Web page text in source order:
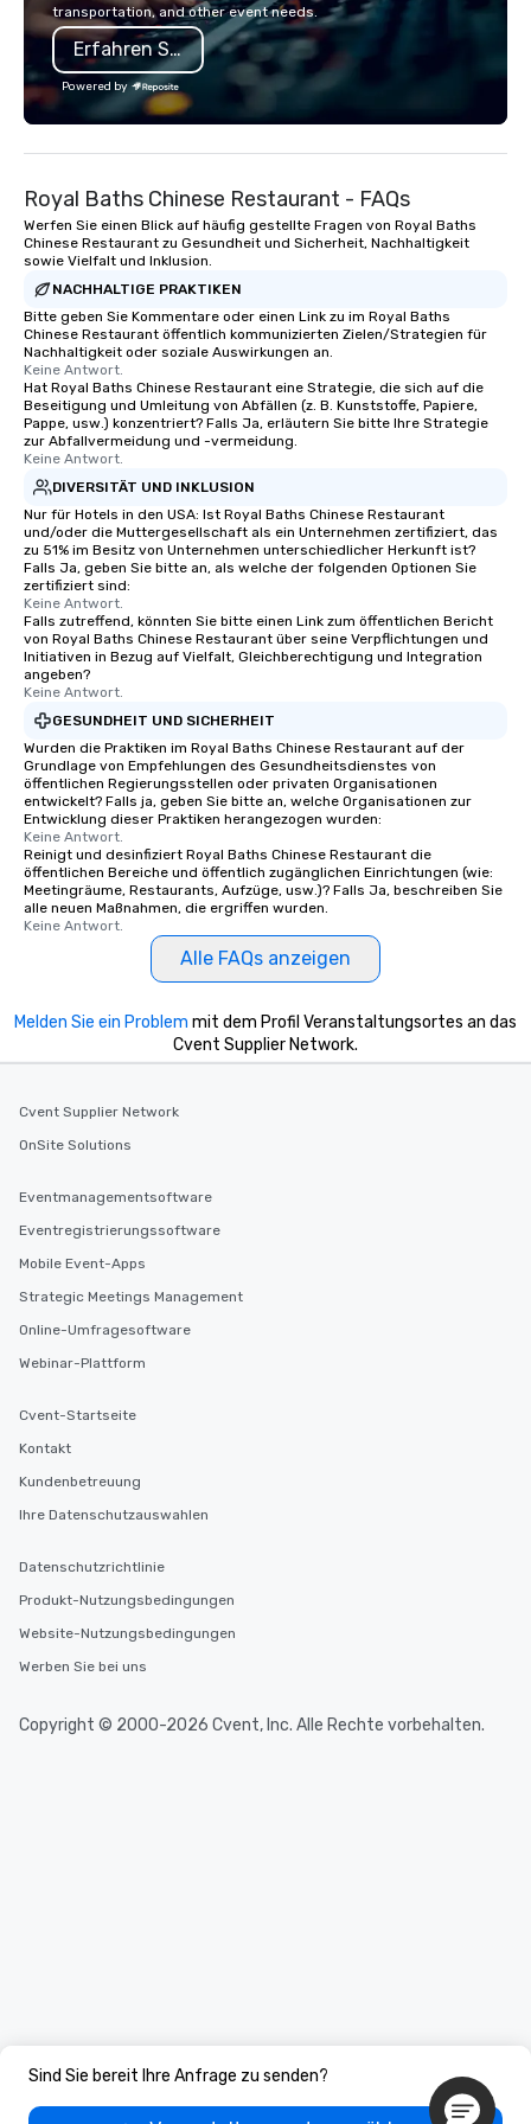
also a certified WOSB.
transportation, and other event needs.
Erfahren Sie mehr
Powered by
Royal Baths Chinese Restaurant - FAQs
Werfen Sie einen Blick auf häufig gestellte Fragen von Royal Baths
Chinese Restaurant zu Gesundheit und Sicherheit, Nachhaltigkeit
sowie Vielfalt und Inklusion.
NACHHALTIGE PRAKTIKEN
Bitte geben Sie Kommentare oder einen Link zu im Royal Baths
Chinese Restaurant öffentlich kommunizierten Zielen/Strategien für
Nachhaltigkeit oder soziale Auswirkungen an.
Keine Antwort.
Hat Royal Baths Chinese Restaurant eine Strategie, die sich auf die
Beseitigung und Umleitung von Abfällen (z. B. Kunststoffe, Papiere,
Pappe, usw.) konzentriert? Falls Ja, erläutern Sie bitte Ihre Strategie
zur Abfallvermeidung und -vermeidung.
Keine Antwort.
DIVERSITÄT UND INKLUSION
Nur für Hotels in den USA: Ist Royal Baths Chinese Restaurant
und/oder die Muttergesellschaft als ein Unternehmen zertifiziert, das
zu 51% im Besitz von Unternehmen unterschiedlicher Herkunft ist?
Falls Ja, geben Sie bitte an, als welche der folgenden Optionen Sie
zertifiziert sind:
Keine Antwort.
Falls zutreffend, könnten Sie bitte einen Link zum öffentlichen Bericht
von Royal Baths Chinese Restaurant über seine Verpflichtungen und
Initiativen in Bezug auf Vielfalt, Gleichberechtigung und Integration
angeben?
Keine Antwort.
GESUNDHEIT UND SICHERHEIT
Wurden die Praktiken im Royal Baths Chinese Restaurant auf der
Grundlage von Empfehlungen des Gesundheitsdienstes von
öffentlichen Regierungsstellen oder privaten Organisationen
entwickelt? Falls ja, geben Sie bitte an, welche Organisationen zur
Entwicklung dieser Praktiken herangezogen wurden:
Keine Antwort.
Reinigt und desinfiziert Royal Baths Chinese Restaurant die
öffentlichen Bereiche und öffentlich zugänglichen Einrichtungen (wie:
Meetingräume, Restaurants, Aufzüge, usw.)? Falls Ja, beschreiben Sie
alle neuen Maßnahmen, die ergriffen wurden.
Keine Antwort.
Alle FAQs anzeigen
Sind Sie bereit Ihre Anfrage zu senden?
Melden Sie ein Problem mit dem Profil Veranstaltungsortes an das
Cvent Supplier Network.
Cvent Supplier Network
OnSite Solutions
Eventmanagementsoftware
Eventregistrierungssoftware
Mobile Event-Apps
Strategic Meetings Management
Online-Umfragesoftware
Webinar-Plattform
Cvent-Startseite
Kontakt
Kundenbetreuung
Ihre Datenschutzauswahlen
Datenschutzrichtlinie
Produkt-Nutzungsbedingungen
Website-Nutzungsbedingungen
Werben Sie bei uns
Copyright © 2000-2026 Cvent, Inc. Alle Rechte vorbehalten.